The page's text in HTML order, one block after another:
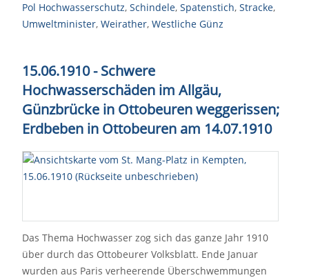
Pol Hochwasserschutz, Schindele, Spatenstich, Stracke,
Umweltminister, Weirather, Westliche Günz
15.06.1910 - Schwere
Hochwasserschäden im Allgäu,
Günzbrücke in Ottobeuren weggerissen;
Erdbeben in Ottobeuren am 14.07.1910
Das Thema Hochwasser zog sich das ganze Jahr 1910
über durch das Ottobeurer Volksblatt. Ende Januar
wurden aus Paris verheerende Überschwemmungen